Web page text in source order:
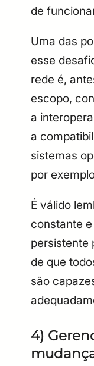
de
Uma das
esse
rede é,
escopo,
a
a
sistemas
por
É válido
constante
persistente
de que
são
4)